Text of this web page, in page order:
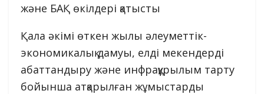
және БАҚ өкілдері қатысты
Қала әкімі өткен жылы әлеуметтік-
экономикалық дамуы, елді мекендерді
абаттандыру және инфрақұрылым тарту
бойынша атқарылған жұмыстарды